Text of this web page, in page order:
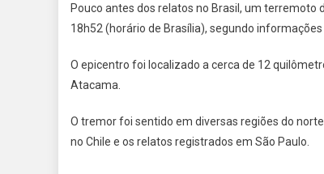
Pouco antes dos relatos no Brasil, um
18h52 (horário de Brasília), segundo informações
O epicentro foi localizado a cerca de 12
Atacama.
O tremor foi sentido em diversas regiões do
no Chile e os relatos registrados em São Paulo.